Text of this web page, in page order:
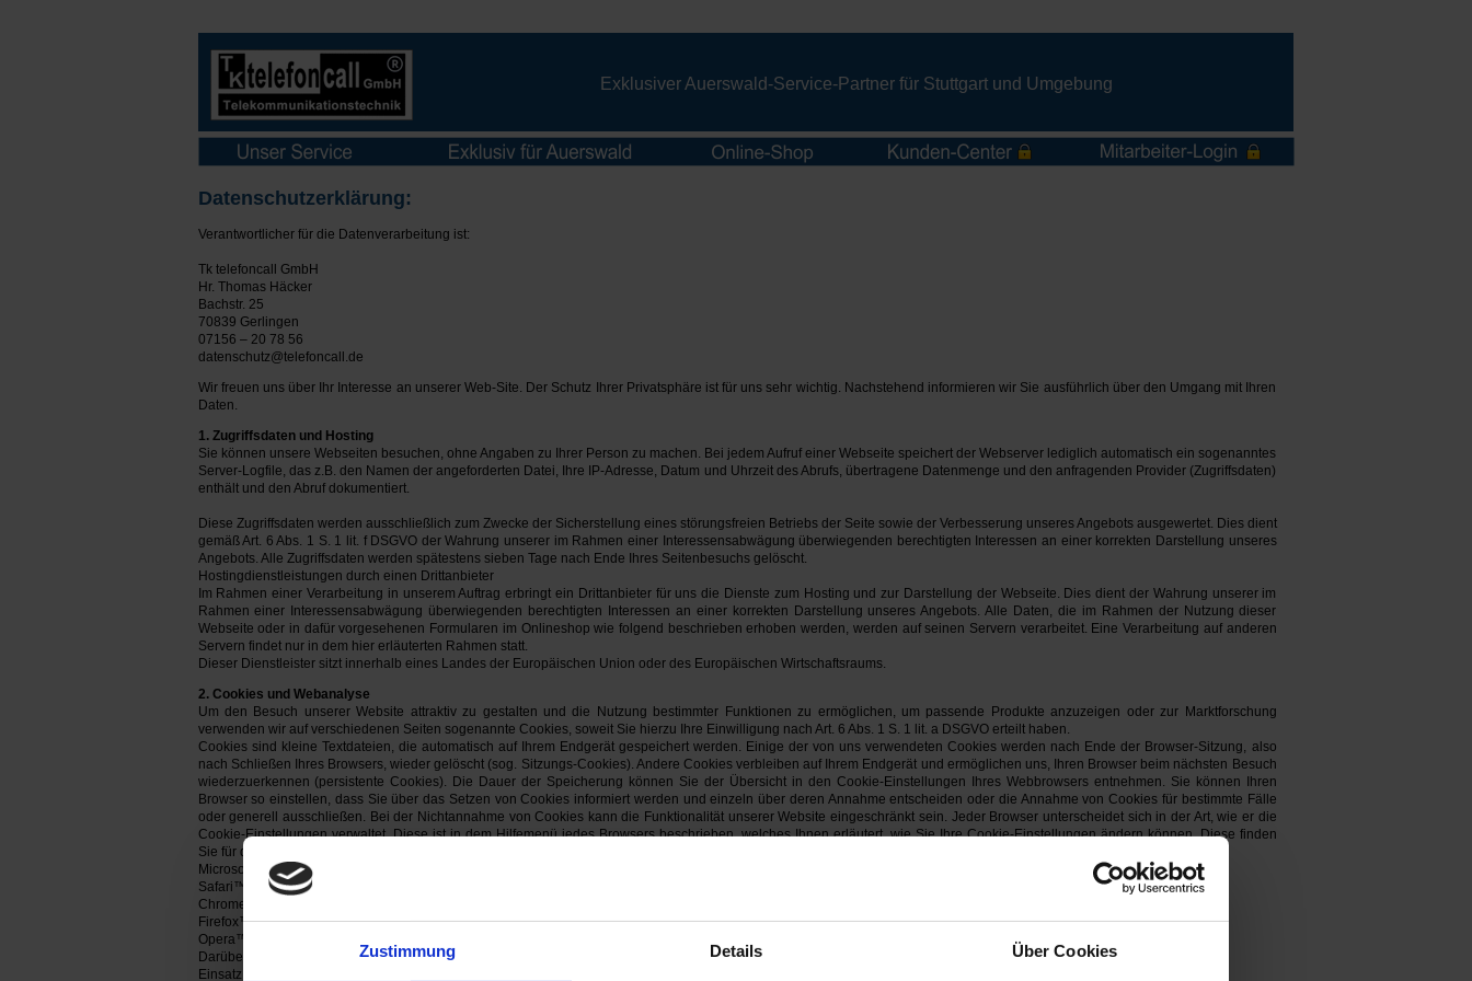
Zustimmung Details Über Cookies
Exklusiver Auerswald-Service-Partner für Stuttgart und Umgebung
Datenschutzerklärung:
Verantwortlicher für die Datenverarbeitung ist:
Tk telefoncall GmbH
Hr. Thomas Häcker
Bachstr. 25
70839 Gerlingen
07156 – 20 78 56
datenschutz@telefoncall.de
Wir freuen uns über Ihr Interesse an unserer Web-Site. Der Schutz Ihrer Privatsphäre ist für uns sehr wichtig. Nachstehend informieren wir Sie ausführlich über den Umgang mit Ihren
Daten.
1. Zugriffsdaten und Hosting
Sie können unsere Webseiten besuchen, ohne Angaben zu Ihrer Person zu machen. Bei jedem Aufruf einer Webseite speichert der Webserver lediglich automatisch ein sogenanntes
Server-Logfile, das z.B. den Namen der angeforderten Datei, Ihre IP-Adresse, Datum und Uhrzeit des Abrufs, übertragene Datenmenge und den anfragenden Provider (Zugriffsdaten)
enthält und den Abruf dokumentiert.
Diese Zugriffsdaten werden ausschließlich zum Zwecke der Sicherstellung eines störungsfreien Betriebs der Seite sowie der Verbesserung unseres Angebots ausgewertet. Dies dient
gemäß Art. 6 Abs. 1 S. 1 lit. f DSGVO der Wahrung unserer im Rahmen einer Interessensabwägung überwiegenden berechtigten Interessen an einer korrekten Darstellung unseres
Angebots. Alle Zugriffsdaten werden spätestens sieben Tage nach Ende Ihres Seitenbesuchs gelöscht.
Hostingdienstleistungen durch einen Drittanbieter
Im Rahmen einer Verarbeitung in unserem Auftrag erbringt ein Drittanbieter für uns die Dienste zum Hosting und zur Darstellung der Webseite. Dies dient der Wahrung unserer im
Rahmen einer Interessensabwägung überwiegenden berechtigten Interessen an einer korrekten Darstellung unseres Angebots. Alle Daten, die im Rahmen der Nutzung dieser
Webseite oder in dafür vorgesehenen Formularen im Onlineshop wie folgend beschrieben erhoben werden, werden auf seinen Servern verarbeitet. Eine Verarbeitung auf anderen
Servern findet nur in dem hier erläuterten Rahmen statt.
Dieser Dienstleister sitzt innerhalb eines Landes der Europäischen Union oder des Europäischen Wirtschaftsraums.
2. Cookies und Webanalyse
Um den Besuch unserer Website attraktiv zu gestalten und die Nutzung bestimmter Funktionen zu ermöglichen, um passende Produkte anzuzeigen oder zur Marktforschung
verwenden wir auf verschiedenen Seiten sogenannte Cookies, soweit Sie hierzu Ihre Einwilligung nach Art. 6 Abs. 1 S. 1 lit. a DSGVO erteilt haben.
Cookies sind kleine Textdateien, die automatisch auf Ihrem Endgerät gespeichert werden. Einige der von uns verwendeten Cookies werden nach Ende der Browser-Sitzung, also
nach Schließen Ihres Browsers, wieder gelöscht (sog. Sitzungs-Cookies). Andere Cookies verbleiben auf Ihrem Endgerät und ermöglichen uns, Ihren Browser beim nächsten Besuch
wiederzuerkennen (persistente Cookies). Die Dauer der Speicherung können Sie der Übersicht in den Cookie-Einstellungen Ihres Webbrowsers entnehmen. Sie können Ihren
Browser so einstellen, dass Sie über das Setzen von Cookies informiert werden und einzeln über deren Annahme entscheiden oder die Annahme von Cookies für bestimmte Fälle
oder generell ausschließen. Bei der Nichtannahme von Cookies kann die Funktionalität unserer Website eingeschränkt sein. Jeder Browser unterscheidet sich in der Art, wie er die
Cookie-Einstellungen verwaltet. Diese ist in dem Hilfemenü jedes Browsers beschrieben, welches Ihnen erläutert, wie Sie Ihre Cookie-Einstellungen ändern können. Diese finden
Sie für die jeweiligen Browser unter den folgenden Links:
Microsoft Edge™:https://support.microsoft.com/de-de/help/4027947/microsoft-edge-delete-cookies
Safari™:
https://support.apple.com/de-de/guide/safari/sfri11471/12.0/mac/10.14
Chrome™:
Firefox™: https://support.mozilla.org/de/products/firefox/protect-your-privacy/cookies
Opera™ :
Darüber hinaus können Sie Ihre Einwilligung jederzeit durch eine Nachricht an die in der Datenschutzerklärung beschriebene Kontaktmöglichkeit widerrufen.
Einsatz von Google (Universal) Analytics zur Webanalyse